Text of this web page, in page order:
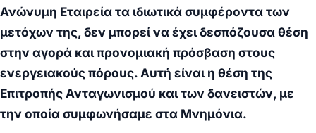
Ανώνυμη Εταιρεία τα ιδιωτικά συμφέροντα των
μετόχων της, δεν μπορεί να έχει δεσπόζουσα θέση
στην αγορά και προνομιακή πρόσβαση στους
ενεργειακούς πόρους. Αυτή είναι η θέση της
Επιτροπής Ανταγωνισμού και των δανειστών, με
την οποία συμφωνήσαμε στα Μνημόνια.